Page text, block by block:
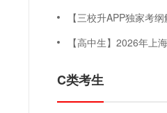
【三校升APP独家考纲解
【高中生】2026年上海三月自主
C类考生